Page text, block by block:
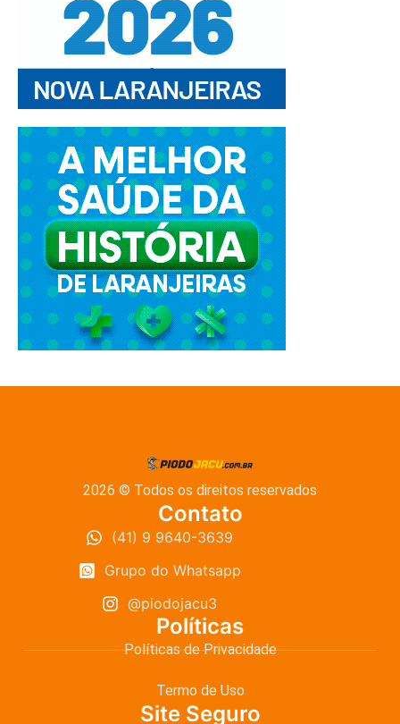
2026 © Todos os direitos reservados
Contato
(41) 9 9640-3639
Grupo do Whatsapp
@piodojacu3
Políticas
Políticas de Privacidade
Termo de Uso
Site Seguro